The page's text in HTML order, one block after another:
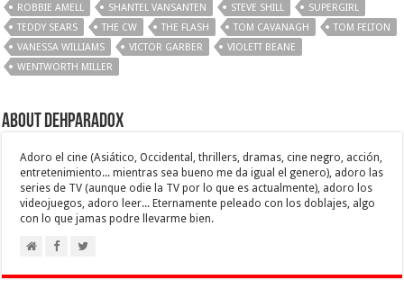
ROBBIE AMELL
SHANTEL VANSANTEN STEVE SHILL
SUPERGIRL
TEDDY SEARS
THE CW THE FLASH TOM CAVANAGH
TOM FELTON
VANESSA WILLIAMS
VICTOR GARBER
VIOLETT BEANE
WENTWORTH MILLER
About Dehparadox
Adoro el cine (Asiático, Occidental, thrillers, dramas, cine negro, acción,
entretenimiento... mientras sea bueno me da igual el genero), adoro las
series de TV (aunque odie la TV por lo que es actualmente), adoro los
videojuegos, adoro leer... Eternamente peleado con los doblajes, algo
con lo que jamas podre llevarme bien.